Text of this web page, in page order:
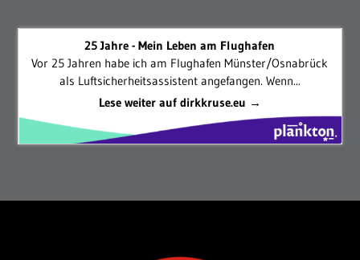
25 Jahre - Mein Leben am Flughafen
Vor 25 Jahren habe ich am Flughafen Münster/Osnabrück
als Luftsicherheitsassistent angefangen. Wenn...
Lese weiter auf dirkkruse.eu →